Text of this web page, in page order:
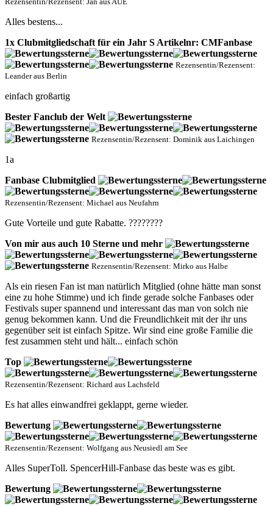
Alles bestens...
1x Clubmitgliedschaft für ein Jahr S Artikelnr: CMFanbase
Rezensentin/Rezensent:
Leander aus Berlin
einfach großartig
Bester Fanclub der Welt
Rezensentin/Rezensent: Dominik aus Laichingen
1a
Fanbase Clubmitglied
Rezensentin/Rezensent: Michael aus Neufahrn
Gute Vorteile und gute Rabatte. ????????
Von mir aus auch 10 Sterne und mehr
Rezensentin/Rezensent: Mirko aus Halbe
Als ein riesen Fan ist man natürlich Mitglied (ohne hätte man sonst
eine zu hohe Stimme) und ich finde gerade solche Fanbases oder
Festivals super spannend und interessant das man von solch nie
genug bekommen kann. Und die Freundlichkeit mit der ihr uns
gegenüber seit ist einfach Spitze. Wir sind eine große Familie die
fest zusammen steht und hält... einfach schön
Top
Rezensentin/Rezensent: Richard aus Lachsfeld
Es hat alles einwandfrei geklappt, gerne wieder.
Bewertung
Rezensentin/Rezensent: Wolfgang aus Neusiedl am See
Alles SuperToll. SpencerHill-Fanbase das beste was es gibt.
Bewertung